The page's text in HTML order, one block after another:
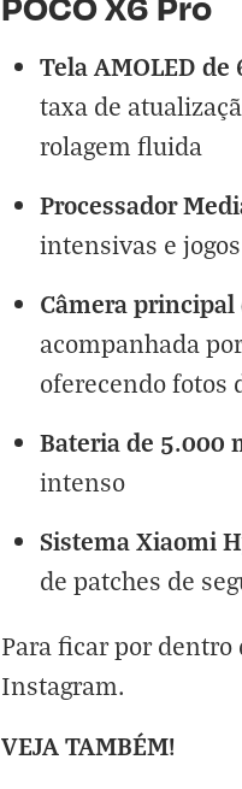
Tela AMOLED de
taxa de
rolagem fluida
Processador
intensivas e
Câmera principal
acompanhada
oferecendo fotos
Bateria de 5.000
intenso
Sistema Xiaomi
de patches de
Para ficar por
Instagram.
VEJA TAMBÉM!